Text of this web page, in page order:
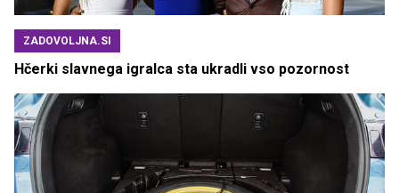
ZADOVOLJNA.SI
Hčerki slavnega igralca sta ukradli vso pozornost